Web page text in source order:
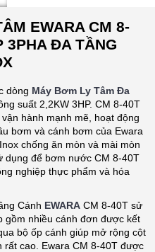
EWARA CM 8-
3PHA ĐA TẦNG
dòng Máy Bơm Ly Tâm Đa
suất 2,2KW 3HP. CM 8-40T
hành mạnh mẽ, hoạt động
bơm và cánh bơm của Ewara
chống ăn mòn và mài mòn
dụng để bơm nước CM 8-40T
nghiệp thực phẩm và hóa
Cánh EWARA CM 8-40T sử
gồm nhiều cánh đơn được kết
bộ ốp cánh giúp mở rộng cột
rất cao. Ewara CM 8-40T được